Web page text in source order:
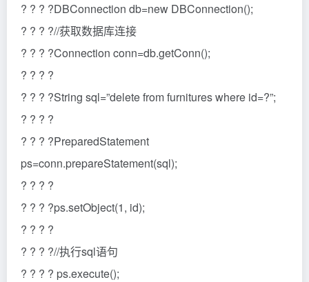
? ? ? ?DBConnection db=new DBConnection();
? ? ? ?//获取数据库连接
? ? ? ?Connection conn=db.getConn();
? ? ? ?
? ? ? ?String sql=”delete from furnitures where id=?”;
? ? ? ?
? ? ? ?PreparedStatement
ps=conn.prepareStatement(sql);
? ? ? ?
? ? ? ?ps.setObject(1, id);
? ? ? ?
? ? ? ?//执行sql语句
? ? ? ? ps.execute();